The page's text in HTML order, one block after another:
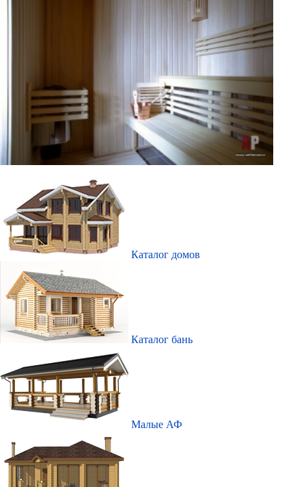
Каталог домов
Каталог бань
Малые АФ